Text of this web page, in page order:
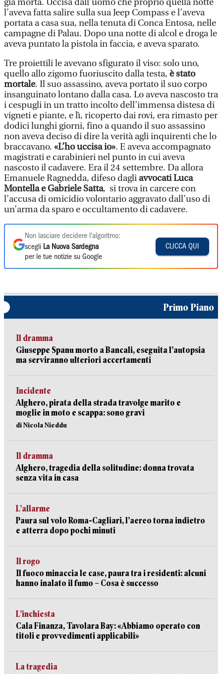
già morta. Uccisa dall’uomo che proprio quella notte
l’aveva fatta salire sulla sua Jeep Compass e l’aveva
portata a casa sua, nella tenuta di Conca Entosa, nelle
campagne di Palau. Dopo una notte di alcol e droga le
aveva puntato la pistola in faccia, e aveva sparato.
Tre proiettili le avevano sfigurato il viso: solo uno,
quello allo zigomo fuoriuscito dalla testa, è stato
mortale. Il suo assassino, aveva portato il suo corpo
insanguinato lontano dalla casa. Lo aveva nascosto tra
i cespugli in un tratto incolto dell’immensa distesa di
vigneti e piante, e lì, ricoperto dai rovi, era rimasto per
dodici lunghi giorni, fino a quando il suo assassino
non aveva deciso di dire la verità agli inquirenti che lo
braccavano. «L’ho uccisa io». E aveva accompagnato
magistrati e carabinieri nel punto in cui aveva
nascosto il cadavere. Era il 24 settembre. Da allora
Emanuele Ragnedda, difeso dagli avvocati Luca
Montella e Gabriele Satta, si trova in carcere con
l’accusa di omicidio volontario aggravato dall’uso di
un’arma da sparo e occultamento di cadavere.
Non lasciare decidere l'algoritmo:
scegli La Nuova Sardegna
per le tue notizie su Google
CLICCA QUI
Primo Piano
Il dramma
Giuseppe Spanu morto a Bancali, eseguita l’autopsia
ma serviranno ulteriori accertamenti
Incidente
Alghero, pirata della strada travolge marito e
moglie in moto e scappa: sono gravi
di Nicola Nieddu
Il dramma
Alghero, tragedia della solitudine: donna trovata
senza vita in casa
L’allarme
Paura sul volo Roma-Cagliari, l’aereo torna indietro
e atterra dopo pochi minuti
Il rogo
Il fuoco minaccia le case, paura tra i residenti: alcuni
hanno inalato il fumo – Cosa è successo
L’inchiesta
Cala Finanza, Tavolara Bay: «Abbiamo operato con
titoli e provvedimenti applicabili»
La tragedia